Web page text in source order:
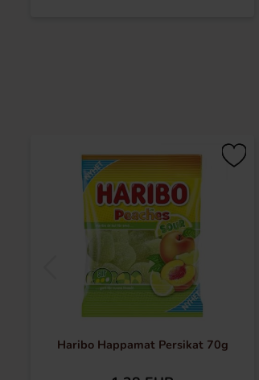
Haribo Happamat Persikat 70g